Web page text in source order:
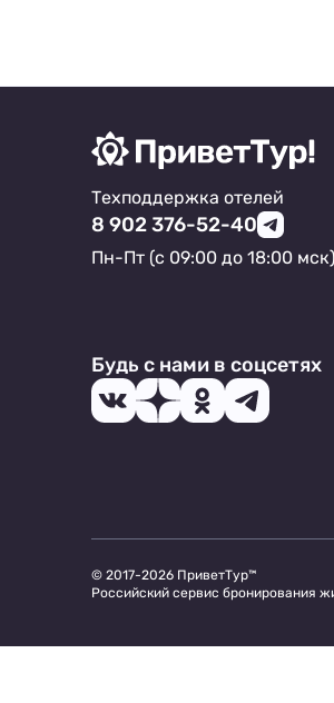
Техподдержка отелей
8 902 376-52-40
Пн-Пт (с 09:00 до 18:00 мск)
Будь с нами в соцсетях
© 2017-2026 ПриветТур™
Российский сервис бронирования